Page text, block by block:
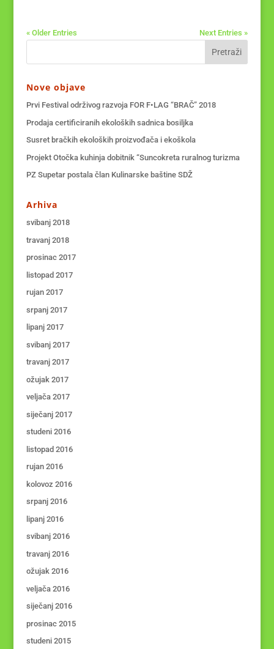
« Older Entries Next Entries »
Nove objave
Prvi Festival održivog razvoja FOR F•LAG “BRAČ” 2018
Prodaja certificiranih ekoloških sadnica bosiljka
Susret bračkih ekoloških proizvođača i ekoškola
Projekt Otočka kuhinja dobitnik “Suncokreta ruralnog turizma
PZ Supetar postala član Kulinarske baštine SDŽ
Arhiva
svibanj 2018
travanj 2018
prosinac 2017
listopad 2017
rujan 2017
srpanj 2017
lipanj 2017
svibanj 2017
travanj 2017
ožujak 2017
veljača 2017
siječanj 2017
studeni 2016
listopad 2016
rujan 2016
kolovoz 2016
srpanj 2016
lipanj 2016
svibanj 2016
travanj 2016
ožujak 2016
veljača 2016
siječanj 2016
prosinac 2015
studeni 2015